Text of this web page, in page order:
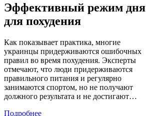
Эффективный режим дня
для похудения
Как показывает практика, многие
украинцы придерживаются ошибочных
правил во время похудения. Эксперты
отмечают, что люди придерживаются
правильного питания и регулярно
занимаются спортом, но не получают
должного результата и не достигают…
Подробнее